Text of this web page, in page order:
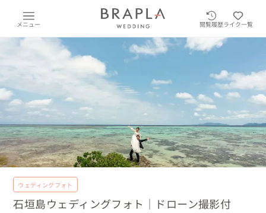
メニュー 閲覧履歴ライク一覧
ウェディングフォト
石垣島ウェディングフォト｜ドローン撮影付